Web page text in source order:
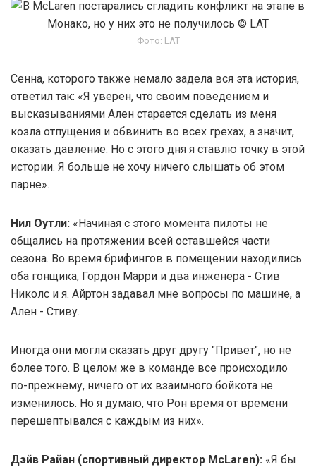
Фото: LAT
Сенна, которого также немало задела вся эта история,
ответил так: «Я уверен, что своим поведением и
высказываниями Ален старается сделать из меня
козла отпущения и обвинить во всех грехах, а значит,
оказать давление. Но с этого дня я ставлю точку в этой
истории. Я больше не хочу ничего слышать об этом
парне».
Нил Оутли: «Начиная с этого момента пилоты не
общались на протяжении всей оставшейся части
сезона. Во время брифингов в помещении находились
оба гонщика, Гордон Марри и два инженера - Стив
Николс и я. Айртон задавал мне вопросы по машине, а
Ален - Стиву.
Иногда они могли сказать друг другу "Привет", но не
более того. В целом же в команде все происходило
по-прежнему, ничего от их взаимного бойкота не
изменилось. Но я думаю, что Рон время от времени
перешептывался с каждым из них».
Дэйв Райан (спортивный директор McLaren): «Я бы